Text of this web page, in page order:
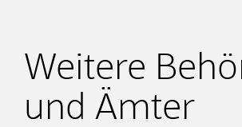
Weitere
und Ämter